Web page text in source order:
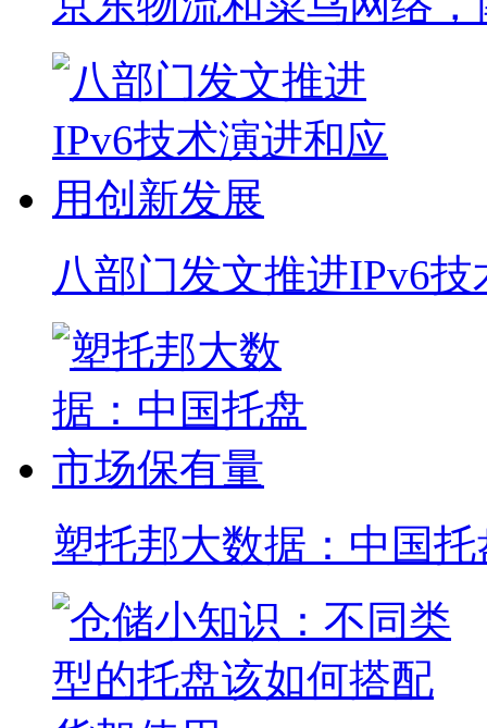
八部门发文推进IPv6
塑托邦大数据：中国